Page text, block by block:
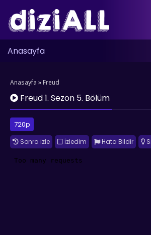
Anasayfa
Anasayfa »Freud
Freud 1. Sezon 5. Bölüm
720p
Sonra izle İzledim Hata Bildir